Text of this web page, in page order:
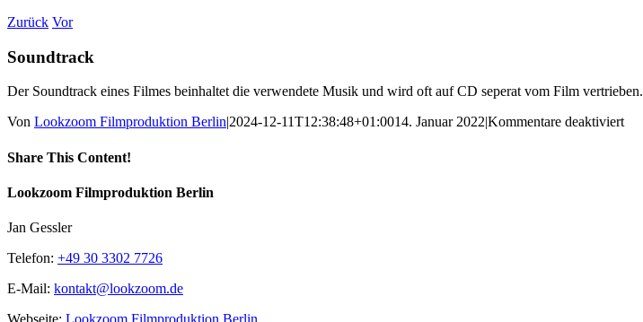
Zurück Vor
Soundtrack
Der Soundtrack eines Filmes beinhaltet die verwendete Musik und wird oft auf CD seperat vom Film vertrieben.
Von Lookzoom Filmproduktion Berlin|2024-12-11T12:38:48+01:0014. Januar 2022|Kommentare deaktiviertfür
Share This Content!
Facebook
X
Reddit
LinkedIn
WhatsApp
Tumblr
Pinterest
Vk
Xing
E-
Lookzoom Filmproduktion Berlin
Jan Gessler
Telefon: +49 30 3302 7726
E-Mail: kontakt@lookzoom.de